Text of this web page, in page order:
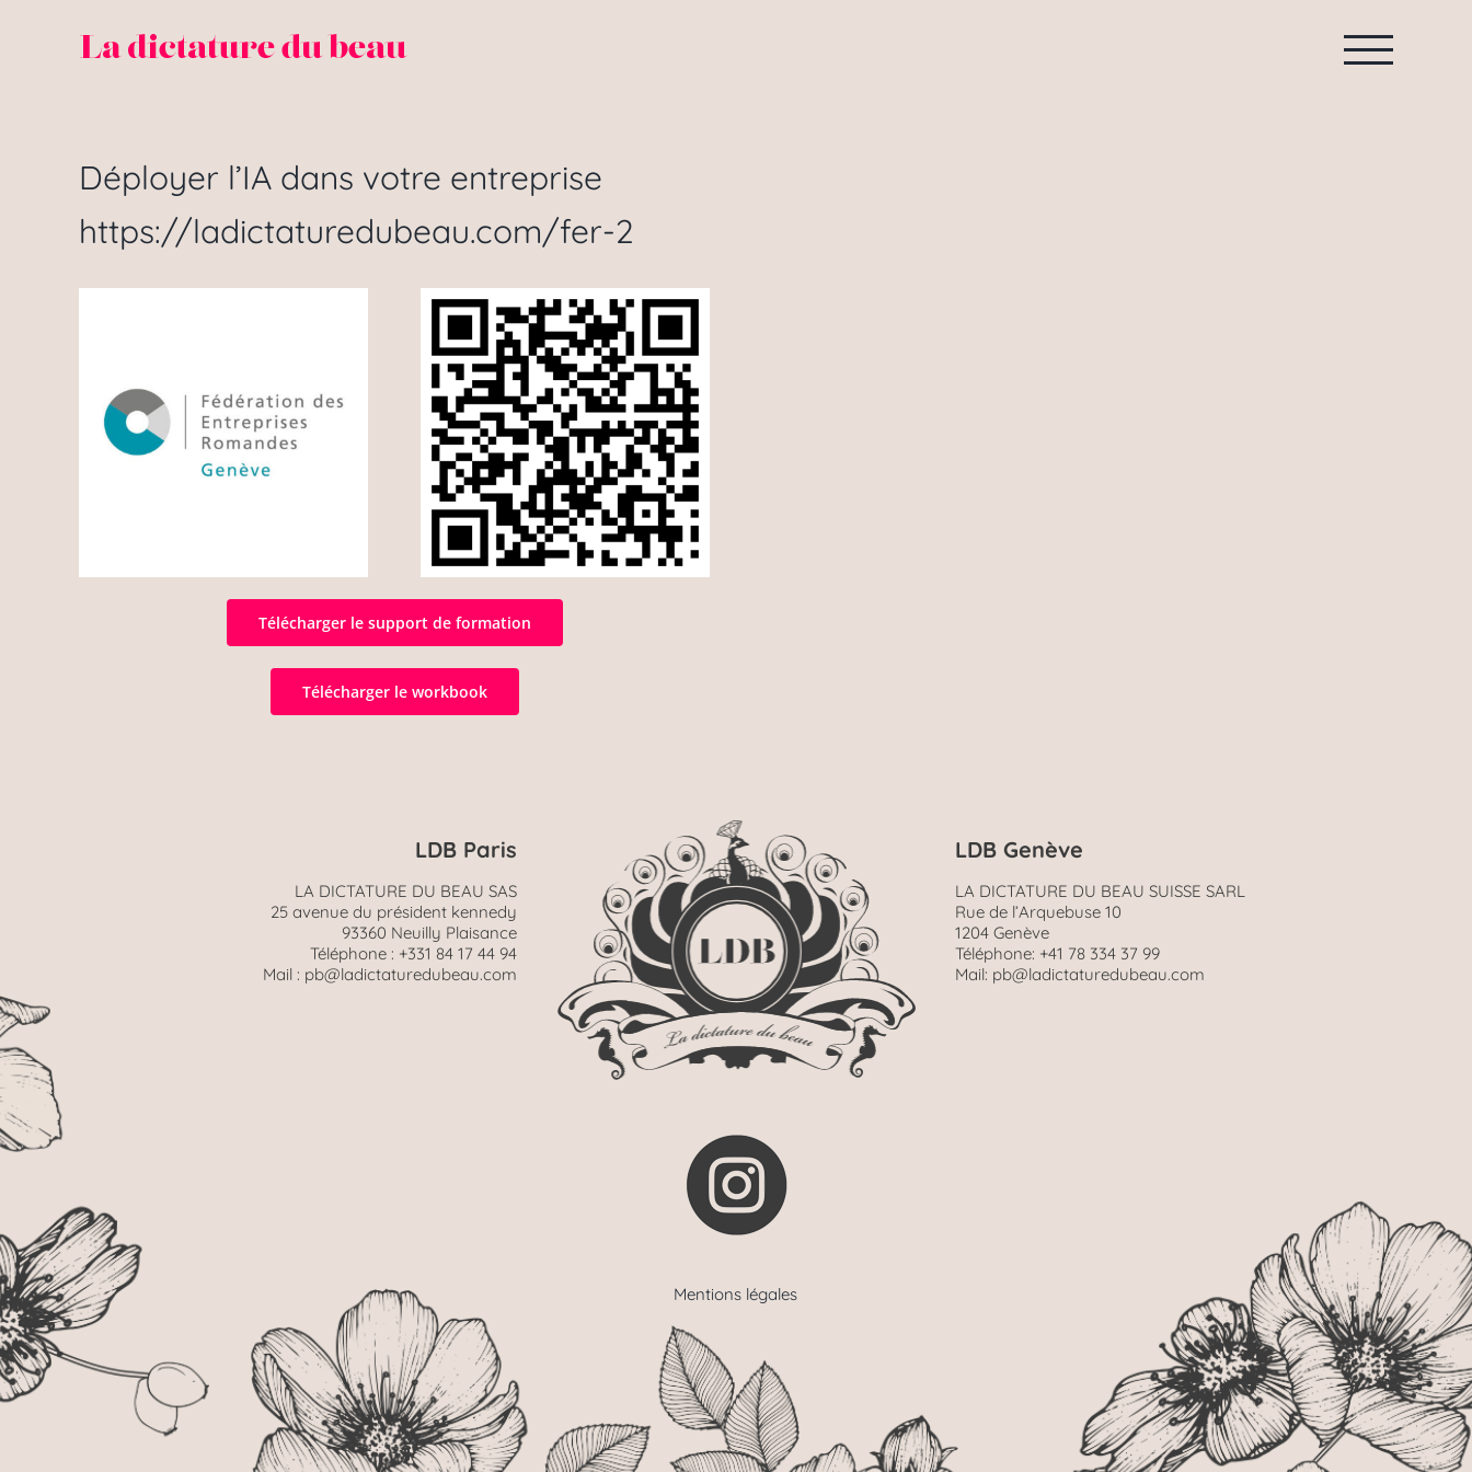
Déployer l’IA dans votre entreprise
https://ladictaturedubeau.com/fer-2
Télécharger le support de formation
Télécharger le workbook
LDB Paris
LA DICTATURE DU BEAU SAS
25 avenue du président kennedy
93360 Neuilly Plaisance
Téléphone : +331 84 17 44 94
Mail : pb@ladictaturedubeau.com
Mentions légales
LDB Genève
LA DICTATURE DU BEAU SUISSE SARL
Rue de l’Arquebuse 10
1204 Genève
Téléphone: +41 78 334 37 99
Mail: pb@ladictaturedubeau.com